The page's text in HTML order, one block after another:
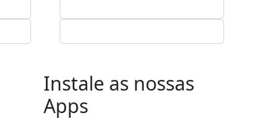
Instale as nossas
Apps